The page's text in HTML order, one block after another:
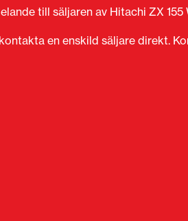
till säljaren av Hitachi ZX 155
en enskild säljare direkt.